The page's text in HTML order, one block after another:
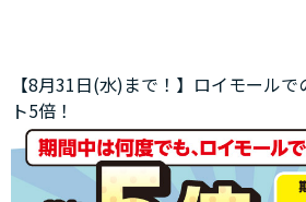
【8月31日(水)まで！】ロイモール
ト5倍！